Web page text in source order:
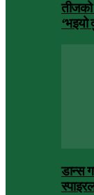
तीजको
‘भइयो
डान्स